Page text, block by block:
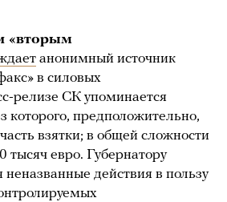
«вторым
анонимный источник
в силовых
релизе СК упоминается
которого, предположительно,
взятки; в общей сложности
тысяч евро. Губернатору
действия в пользу